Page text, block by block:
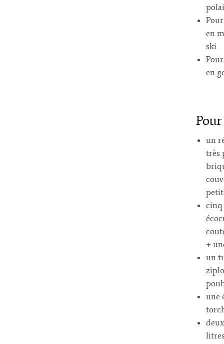
en
ski
en
un
très
cinq
+
un
une